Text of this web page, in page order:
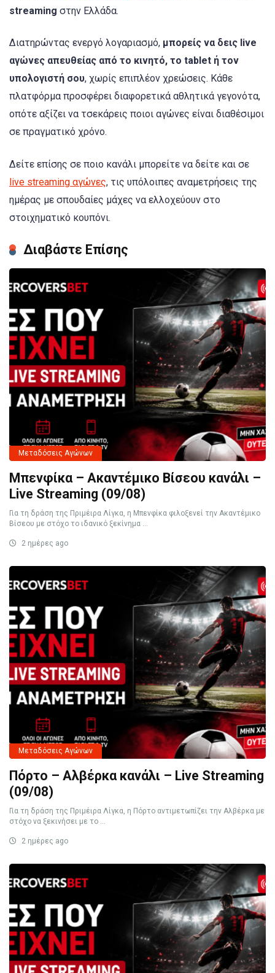
streaming στην Ελλάδα.
Διατηρώντας ενεργό λογαριασμό, μπορείς να δεις live
αγώνες απευθείας από το κινητό, το tablet ή τον
υπολογιστή σου, χωρίς επιπλέον χρεώσεις. Κάθε
πλατφόρμα προσφέρει διαφορετικά αθλητικά γεγονότα,
οπότε αξίζει να τσεκάρεις ποιοι αγώνες είναι διαθέσιμοι
σε πραγματικό χρόνο.
Δείτε επίσης σε ποιο κανάλι μπορείτε να δείτε και σε
live streaming αγώνες, τις υπόλοιπες αναμετρήσεις της
ημέρας με σπουδαίες μάχες να ελλοχεύουν στο
στοιχηματικό κουπόνι.
Διαβάστε Επίσης
Μεταδόσεις Αγώνων
Μπενφίκα – Ακαντέμικο Βίσεου κανάλι –
Live Streaming (09/08)
Για τη δράση της Πριμέιρα Λίγκα, η Μπενφίκα φιλοξενεί την Ακαντέμικο
Βίσεου με στόχο το ιδανικό ξεκίνημα ...
2 ημέρες ago
Μεταδόσεις Αγώνων
Πόρτο – Αλβέρκα κανάλι – Live Streaming
(09/08)
Για τη δράση της Πριμέιρα Λίγκα, η Πόρτο αντιμετωπίζει την Αλβέρκα με
στόχο να ξεκινήσει με το ...
2 ημέρες ago